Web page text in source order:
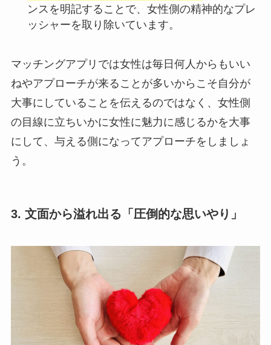
ンスを明記することで、女性側の精神的なプレ
ッシャーを取り除いています。
マッチングアプリでは女性は毎日何人からもいい
ねやアプローチが来ることが多いからこそ自分が
大事にしていることを伝えるのではなく、女性側
の目線に立ちいかに女性に魅力に感じるかを大事
にして、与える側になってアプローチをしましょ
う。
3. 文面から溢れ出る「圧倒的な思いやり」